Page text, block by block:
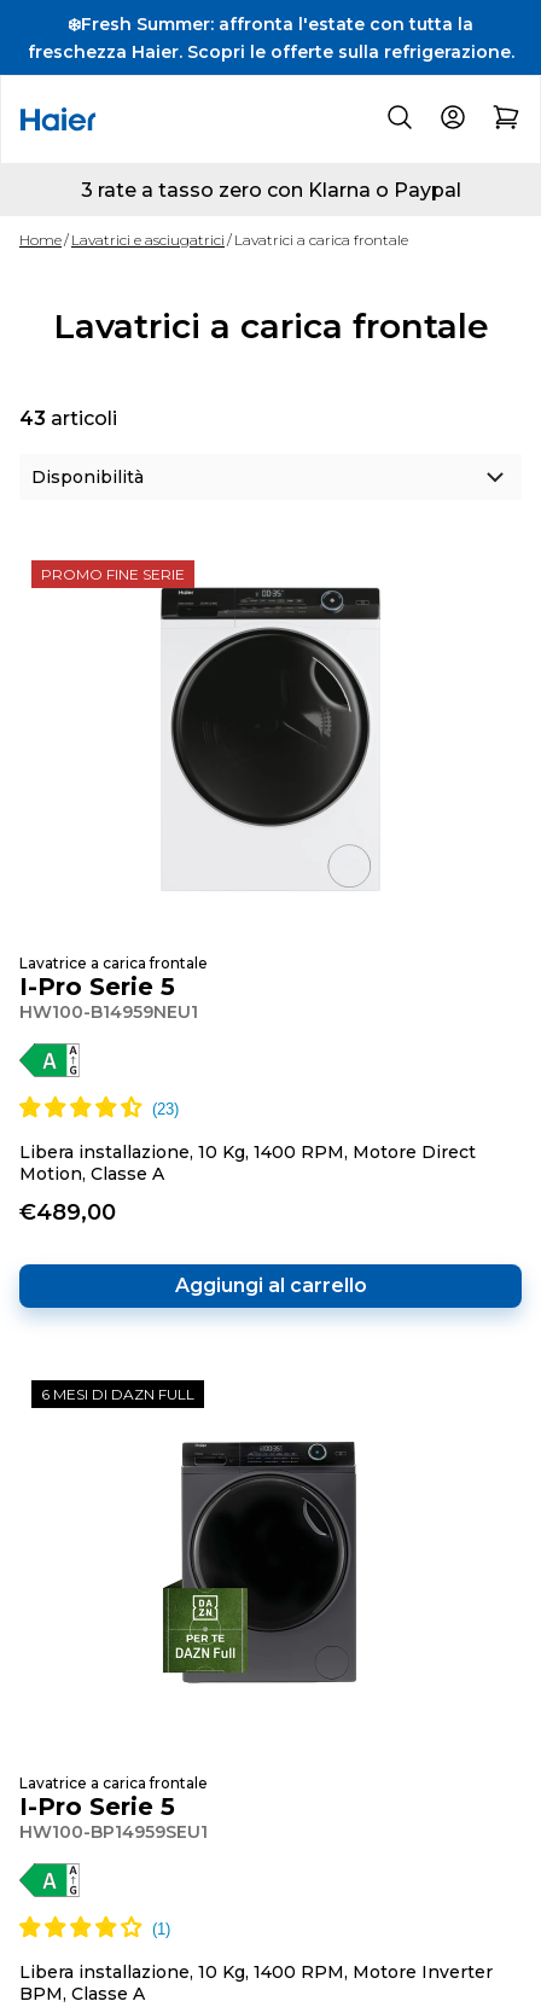
❄️Fresh Summer: affronta l'estate con tutta la
freschezza Haier. Scopri le offerte sulla refrigerazione.
3 rate a tasso zero con Klarna o Paypal
Home Lavatrici e asciugatrici Lavatrici a carica frontale
Lavatrici a carica frontale
43 articoli
PROMO FINE SERIE
Lavatrice a carica frontale
I-Pro Serie 5
HW100-B14959NEU1
Libera installazione, 10 Kg, 1400 RPM, Motore Direct
Motion, Classe A
€489,00
Aggiungi al carrello
6 MESI DI DAZN FULL
Lavatrice a carica frontale
I-Pro Serie 5
HW100-BP14959SEU1
Libera installazione, 10 Kg, 1400 RPM, Motore Inverter
BPM, Classe A